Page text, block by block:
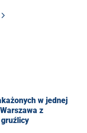
w jednej
z